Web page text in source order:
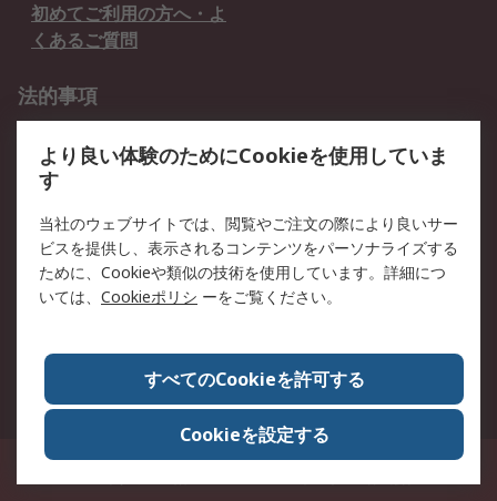
初めてご利用の方へ・よ
くあるご質問
法的事項
クッキーポリシー
RSについて
会社概要
採用情報
プレスリリース＆お知ら
コーポレートサイト
全世界のRS
RSの歴史
ESGへの取り組み（英語）
認証について
〒240-0005 神奈川県横浜市保土ヶ谷区神戸町134番地 横浜ビジネスパーク ウ
より良い体験のためにCookieを使用していま
す
当社のウェブサイトでは、閲覧やご注文の際により良いサー
ビスを提供し、表示されるコンテンツをパーソナライズする
ために、Cookieや類似の技術を使用しています。詳細につ
いては、 Cookieポリシ ーをご覧ください。
すべてのCookieを許可する
Cookieを設定する